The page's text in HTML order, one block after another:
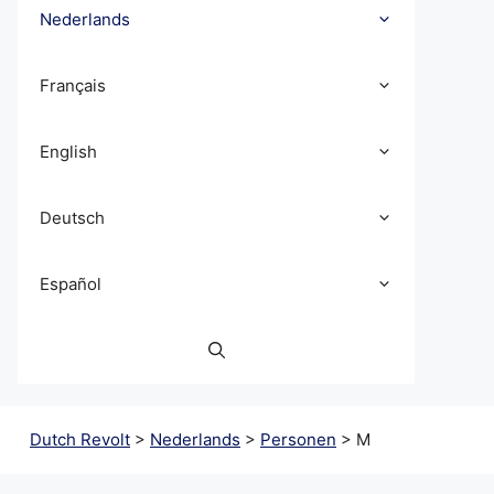
Nederlands
Français
English
Deutsch
Español
Dutch Revolt > Nederlands > Personen > M